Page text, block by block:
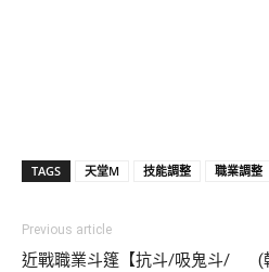
TAGS 天堂M 技能調整 職業調整
Previous article
近戰職業斗篷【抗斗/吸鬼斗/
(